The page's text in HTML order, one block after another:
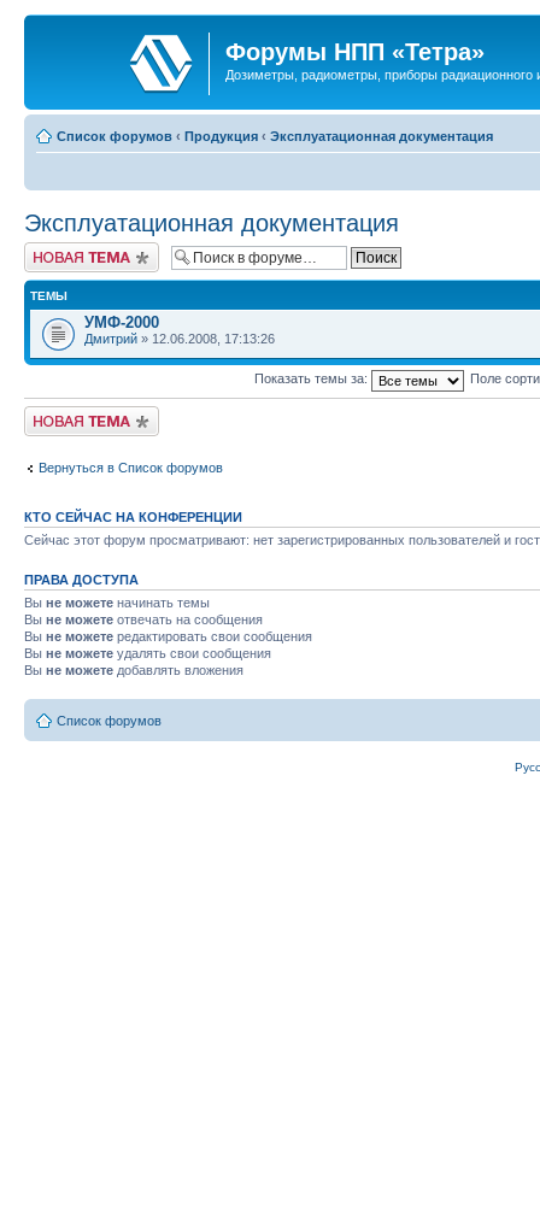
Форумы НПП «Тетра»
Дозиметры, радиометры, приборы радиационного
Список форумов ‹ Продукция ‹ Эксплуатационная документация
Эксплуатационная документация
Новая тема
ТЕМЫ
УМФ-2000
Дмитрий » 12.06.2008, 17:13:26
Показать темы за: Поле
Новая тема
Вернуться в Список форумов
КТО СЕЙЧАС НА КОНФЕРЕНЦИИ
Сейчас этот форум просматривают: нет зарегистрированных пользователей и
ПРАВА ДОСТУПА
Вы не можете начинать темы
Вы не можете отвечать на сообщения
Вы не можете редактировать свои сообщения
Вы не можете удалять свои сообщения
Вы не можете добавлять вложения
Список форумов